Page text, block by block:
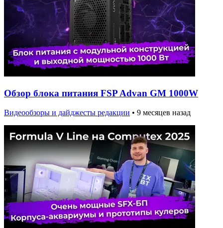
Обзор блока питания FSP Advan GM 1000W
Видеообзоры и дайджесты редакции • 9 месяцев назад